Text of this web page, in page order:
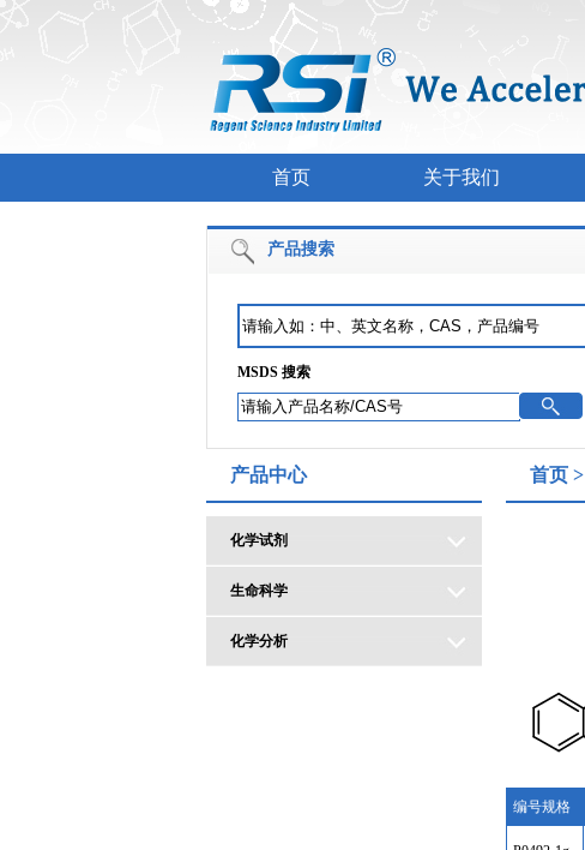
首页 关于我们
产品搜索
MSDS 搜索
产品中心
化学试剂
生命科学
化学分析
首页 >
编号规格